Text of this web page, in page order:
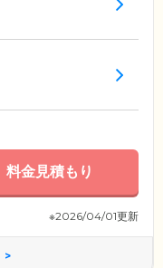
料金見積もり
※2026/04/01更新